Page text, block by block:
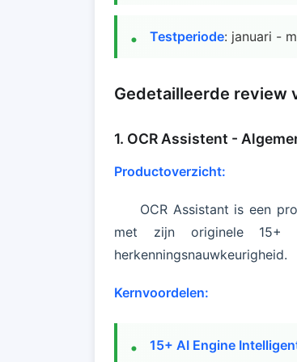
Testperiode: januari -
Gedetailleerde review
1. OCR Assistent -
Productoverzicht:
OCR Assistant is een
met zijn originele 15+
herkenningsnauwkeurigheid.
Kernvoordelen:
15+ AI Engine